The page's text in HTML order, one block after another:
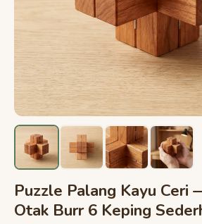
Puzzle Palang Kayu Ceri
Otak Burr 6 Keping